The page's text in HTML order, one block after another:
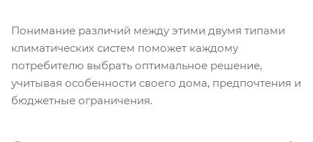
Понимание различий между этими двумя типами
климатических систем поможет каждому
потребителю выбрать оптимальное решение,
учитывая особенности своего дома, предпочтения и
бюджетные ограничения.